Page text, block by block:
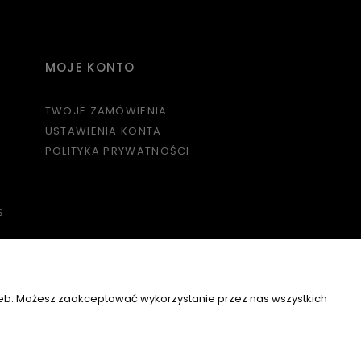
MOJE KONTO
TWOJE ZAMÓWIENIA
USTAWIENIA KONTA
POLITYKA PRYWATNOŚCI
KONTAKT I DANE FIRMY
Możesz zaakceptować wykorzystanie przez nas wszystkich